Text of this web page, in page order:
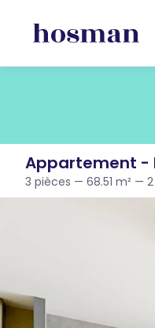
Appartement -
3 pièces — 68.51 m² —